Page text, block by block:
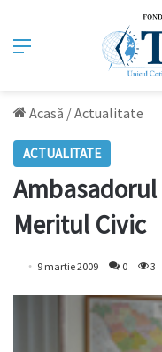
Meniu
Acasă /Actualitate
ACTUALITATE
Meritul Civic
9 martie 2009 0 3